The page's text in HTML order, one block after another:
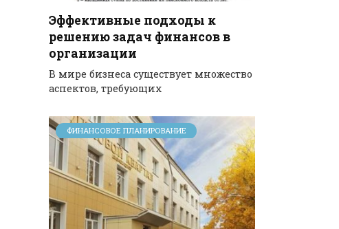
Эффективные подходы к
решению задач финансов в
организации
В мире бизнеса существует множество
аспектов, требующих
ФИНАНСОВОЕ ПЛАНИРОВАНИЕ